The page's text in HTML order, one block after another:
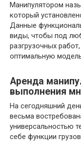
Манипулятором
который
Данные
виды, чтобы под
разгрузочных
оптимальную
Аренда
выполнения
На сегодняшний
весьма
универсальностью
себе функции